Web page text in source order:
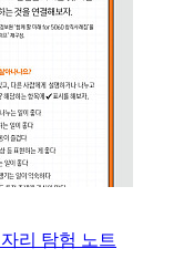
리 탐험 노트